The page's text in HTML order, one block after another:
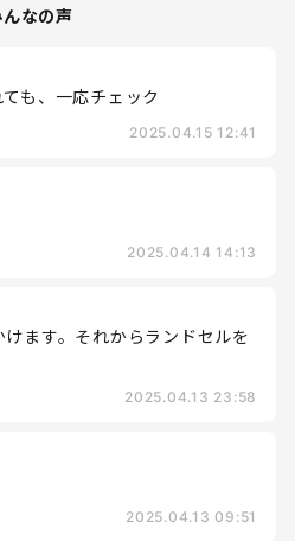
んなの声
も、一応チェック
2025.04.15 12:41
2025.04.14 14:13
ます。それからランドセルを
2025.04.13 23:58
2025.04.13 09:51